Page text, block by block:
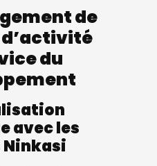
de
du
avec les